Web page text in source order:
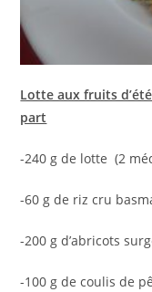
Lotte aux fruits
part
-240 g de lotte (2
-60 g de riz cru
-200 g d’abricots
-100 g de coulis de